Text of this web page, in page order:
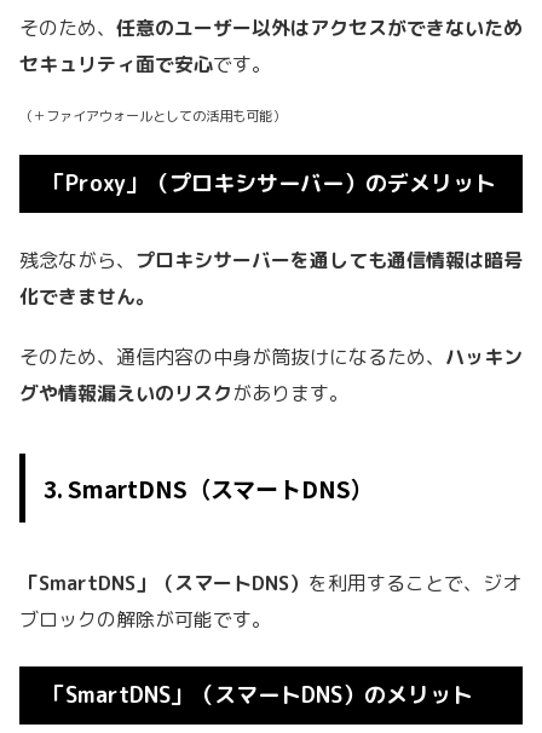
そのため、 任意のユーザー以外はアクセスができないため
セキュリティ面で安心です。
（＋ファイアウォールとしての活用も可能）
「Proxy」（プロキシサーバー）のデメリット
残念ながら、 プロキシサーバーを通しても通信情報は暗号
化できません。
そのため、通信内容の中身が筒抜けになるため、 ハッキン
グや情報漏えいのリスクがあります。
3. SmartDNS（スマートDNS）
「SmartDNS」（スマートDNS） を利用することで、ジオ
ブロックの解除が可能です。
「SmartDNS」（スマートDNS） のメリット